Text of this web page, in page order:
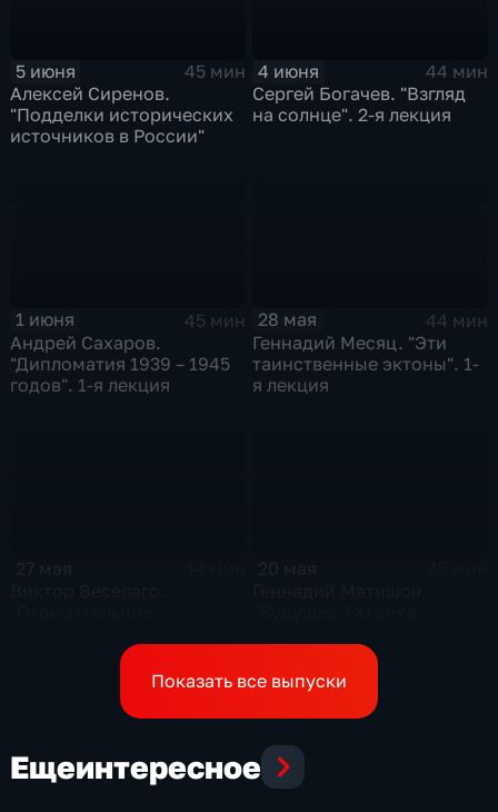
5 июня
45 мин
Алексей Сиренов.
"Подделки исторических
источников в России"
4 июня
44 мин
Сергей Богачев. "Взгляд
на солнце". 2-я лекция
1 июня
45 мин
Андрей Сахаров.
"Дипломатия 1939 – 1945
годов". 1-я лекция
28 мая
44 мин
Геннадий Месяц. "Эти
таинственные эктоны". 1-
я лекция
Показать все выпуски
Ещеинтересное